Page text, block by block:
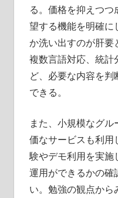
る。価格を抑えつ
望する機能を明確に
か洗い出すのが肝要
複数言語対応、統計
ど、必要な内容を
できる。
また、小規模なグ
価なサービスも利用
験やデモ利用を実施
運用ができるかの確
い。勉強の観点か